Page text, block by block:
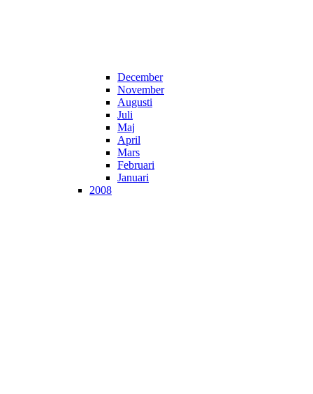
December
November
Augusti
Juli
Maj
April
Mars
Februari
Januari
2008